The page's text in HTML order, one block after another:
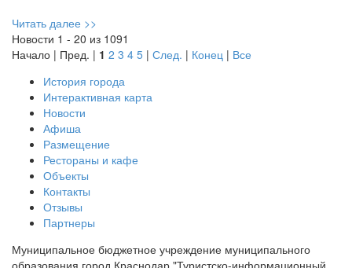
Читать далее >>
Новости 1 - 20 из 1091
Начало | Пред. | 1 2 3 4 5 | След. | Конец | Все
История города
Интерактивная карта
Новости
Афиша
Размещение
Рестораны и кафе
Объекты
Контакты
Отзывы
Партнеры
Муниципальное бюджетное учреждение муниципального
образования город Краснодар "Туристско-информационный